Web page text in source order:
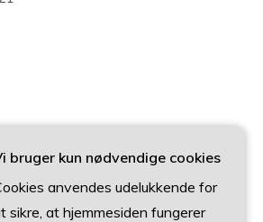
bruger kun nødvendige cookies
anvendes udelukkende for
sikre, at hjemmesiden fungerer